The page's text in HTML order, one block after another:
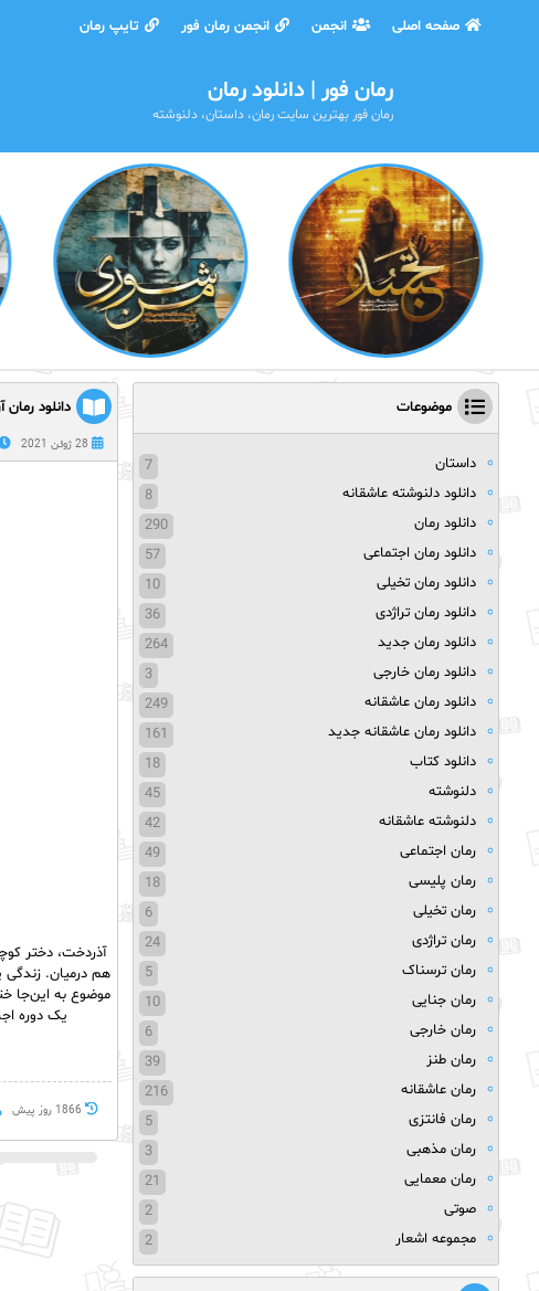
صفحه اصلی انجمن انجمن رمان فور تایپ رمان
رمان فور | دانلود رمان
رمان فور بهترین سایت رمان، داستان، دلنوشته
دانلود
28 ژوئن 2021
آذردخت، دختر
هم درمیان. زندگی
موضوع به این‌جا
یک‌ دوره
1866 روز پيش
موضوعات
داستان
7
دانلود دلنوشته عاشقانه
8
دانلود رمان
290
دانلود رمان اجتماعی
57
دانلود رمان تخیلی
10
دانلود رمان تراژدی
36
دانلود رمان جدید
264
دانلود رمان خارجی
3
دانلود رمان عاشقانه
249
دانلود رمان عاشقانه جدید
161
دانلود کتاب
18
دلنوشته
45
دلنوشته عاشقانه
42
رمان اجتماعی
49
رمان پلیسی
18
رمان تخیلی
6
رمان تراژدی
24
رمان ترسناک
5
رمان جنایی
10
رمان خارجی
6
رمان طنز
39
رمان عاشقانه
216
رمان فانتزی
5
رمان مذهبی
3
رمان معمایی
21
صوتی
2
مجموعه اشعار
2